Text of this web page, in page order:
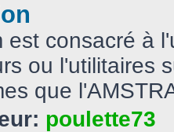
est consacré à
ou l'utilitaires
que
poulette73